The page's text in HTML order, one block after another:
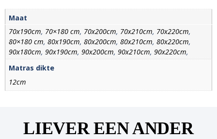
Maat
70x190cm, 70×180 cm, 70x200cm, 70x210cm, 70x220cm,
80×180 cm,80x190cm,80x200cm,80x210cm,80x220cm,
90x180cm,90x190cm,90x200cm,90x210cm,90x220cm,
100×200 cm,100×210 cm,100x220cm,120x190cm,
120x200cm,120x210cm
140x190cm
160x200cm,160x210cm,160x220cm,180x190cm,180x200cm,
Matras dikte
12cm
LIEVER EEN ANDER